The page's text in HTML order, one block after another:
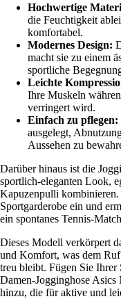
Hochwertige
die Feuchtigkeit
komfortabel.
Modernes Design:
macht sie zu einem
sportliche
Leichte
Ihre Muskeln
verringert wird.
Einfach zu pflegen:
ausgelegt,
Aussehen zu
Darüber hinaus ist die
sportlich-eleganten Look,
Kapuzenpulli
Sportgarderobe ein und
ein spontanes Tennis-
Dieses Modell verkörpert
und Komfort, was dem
treu bleibt. Fügen Sie
Damen-Jogginghose
hinzu, die für aktive und